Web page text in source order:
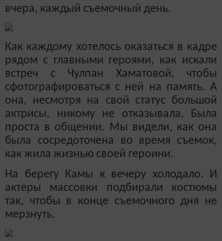
вчера, каждый съемочный день.
Как каждому хотелось оказаться в кадре
рядом с главными героями, как искали
встреч с Чулпан Хаматовой, чтобы
сфотографироваться с ней на память. А
она, несмотря на свой статус большой
актрисы, никому не отказывала. Была
проста в общении. Мы видели, как она
была сосредоточена во время съемок,
как жила жизнью своей героини.
На берегу Камы к вечеру холодало. И
актеры массовки подбирали костюмы
так, чтобы в конце съемочного дня не
мерзнуть.